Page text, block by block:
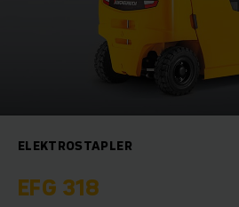
ELEKTROSTAPLER
EFG 318